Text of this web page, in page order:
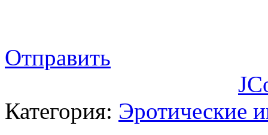
Отправить
Категория: Эротические